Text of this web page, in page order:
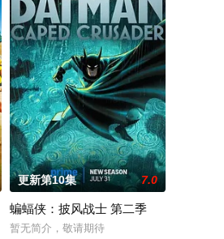
更新第10集 7.0
蝙蝠侠：披风战士 第二季
暂无简介，敬请期待